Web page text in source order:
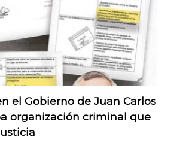
el Gobierno de Juan Carlos
organización criminal que